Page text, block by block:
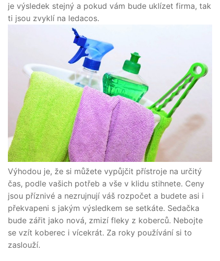
je výsledek stejný a pokud vám bude uklízet firma, tak
ti jsou zvyklí na ledacos.
Výhodou je, že si můžete vypůjčit přístroje na určitý
čas, podle vašich potřeb a vše v klidu stihnete. Ceny
jsou příznivé a nezrujnují váš rozpočet a budete asi i
překvapeni s jakým výsledkem se setkáte. Sedačka
bude zářit jako nová, zmizí fleky z koberců. Nebojte
se vzít koberec i vícekrát. Za roky používání si to
zaslouží.